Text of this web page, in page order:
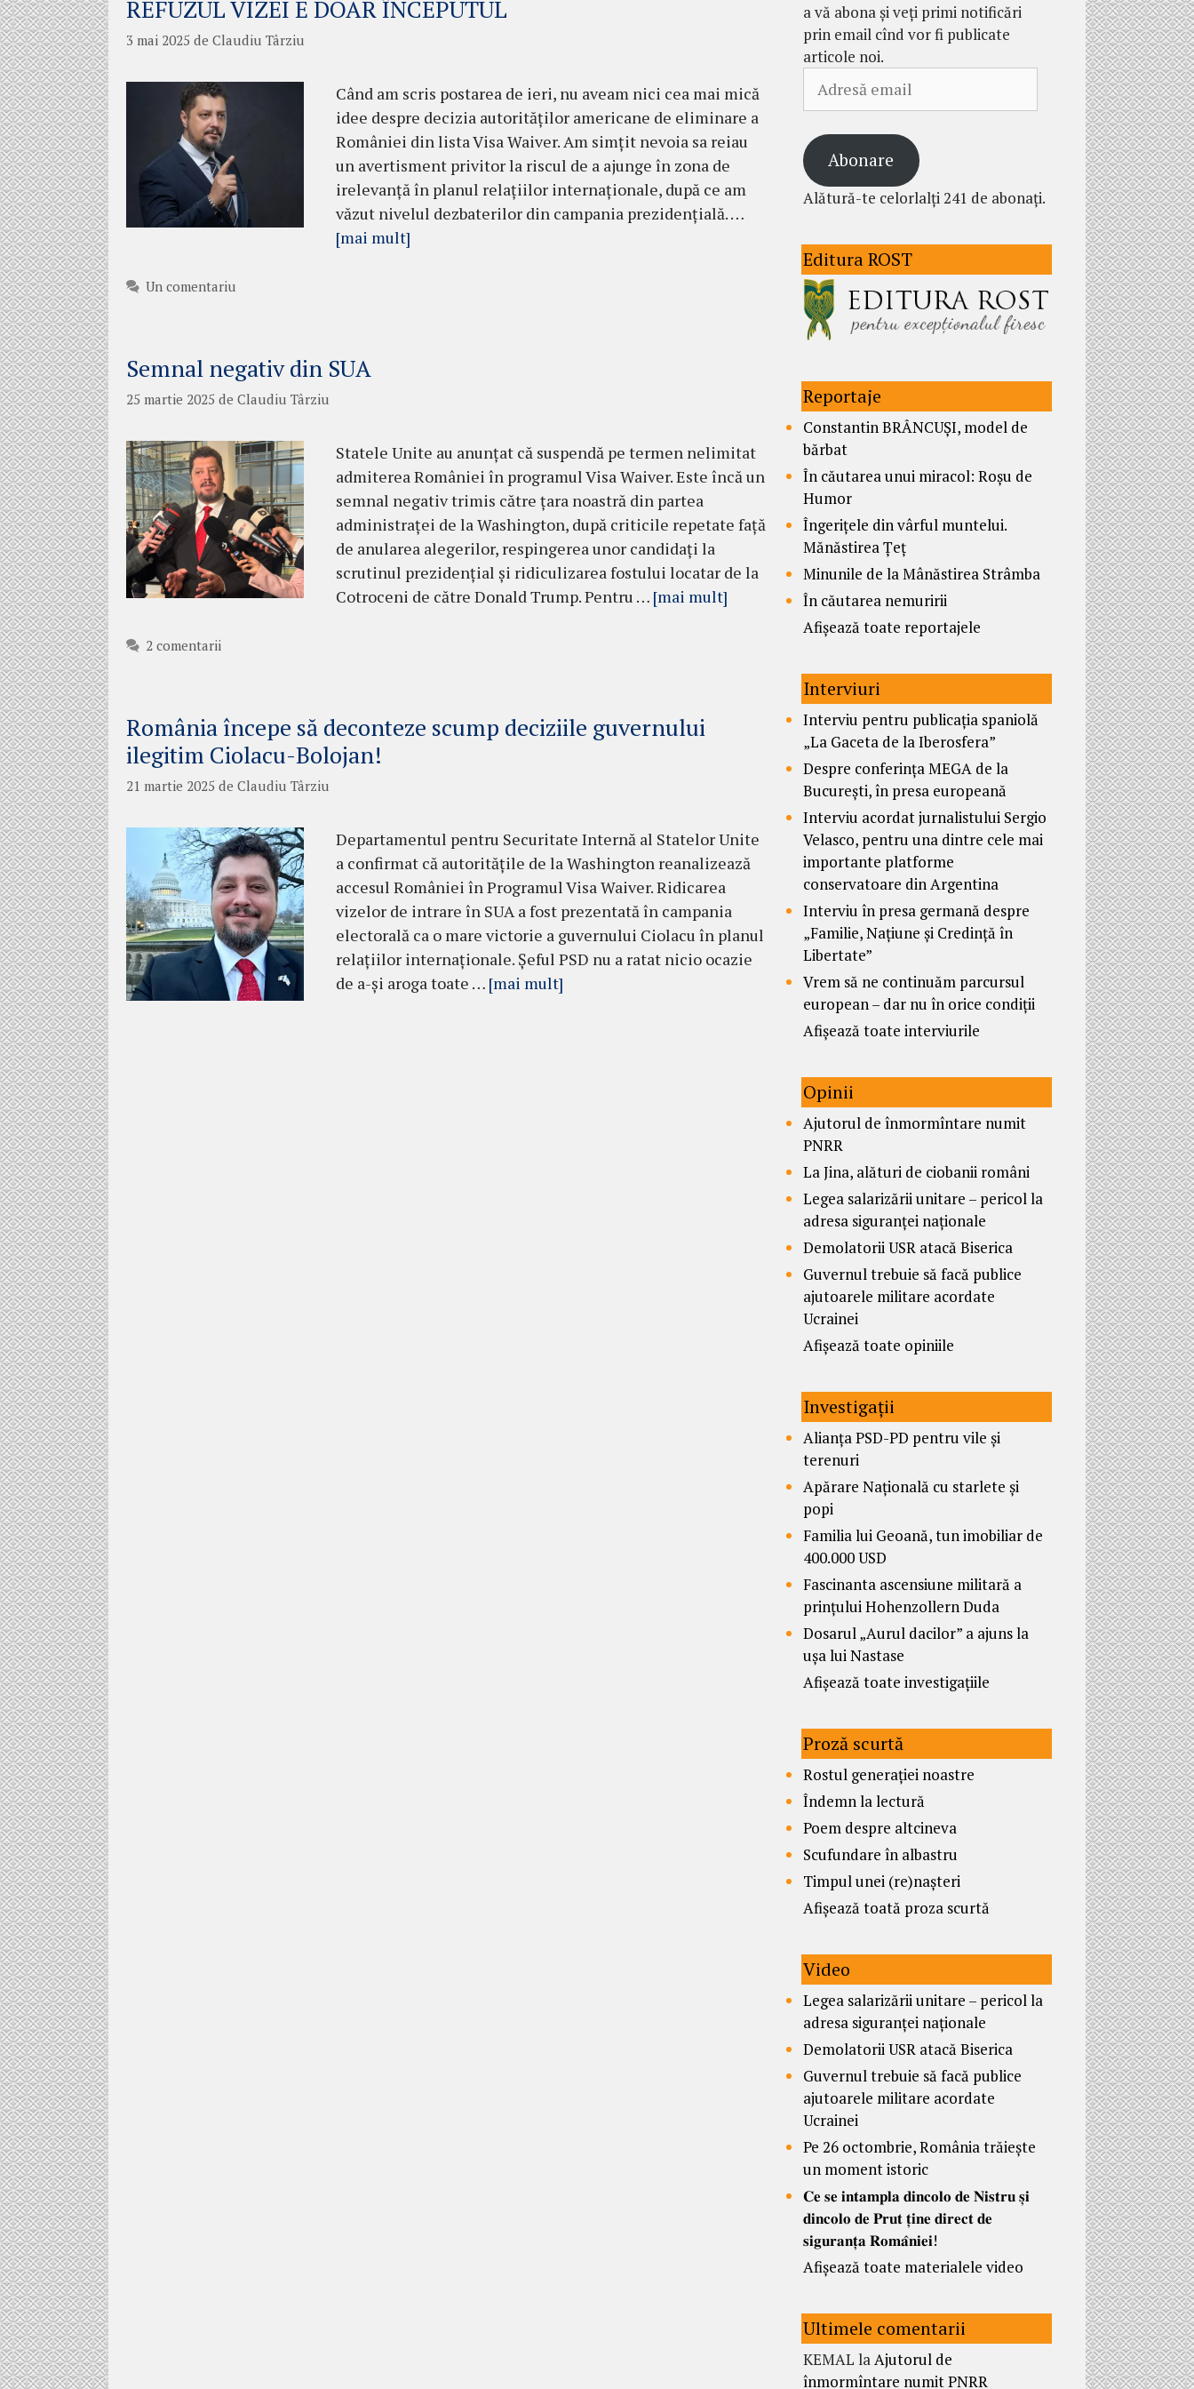
REFUZUL VIZEI E DOAR ÎNCEPUTUL
3 mai 2025 de Claudiu Târziu
Când am scris postarea de ieri, nu aveam nici cea mai mică
idee despre decizia autorităților americane de eliminare a
României din lista Visa Waiver. Am simțit nevoia sa reiau
un avertisment privitor la riscul de a ajunge în zona de
irelevanță în planul relațiilor internaționale, după ce am
văzut nivelul dezbaterilor din campania prezidențială. …
[mai mult]
Un comentariu
Semnal negativ din SUA
25 martie 2025 de Claudiu Târziu
Statele Unite au anunțat că suspendă pe termen nelimitat
admiterea României în programul Visa Waiver. Este încă un
semnal negativ trimis către țara noastră din partea
administraței de la Washington, după criticile repetate față
de anularea alegerilor, respingerea unor candidați la
scrutinul prezidențial și ridiculizarea fostului locatar de la
Cotroceni de către Donald Trump. Pentru … [mai mult]
2 comentarii
România începe să deconteze scump deciziile guvernului
ilegitim Ciolacu-Bolojan!
21 martie 2025 de Claudiu Târziu
Departamentul pentru Securitate Internă al Statelor Unite
a confirmat că autoritățile de la Washington reanalizează
accesul României în Programul Visa Waiver. Ridicarea
vizelor de intrare în SUA a fost prezentată în campania
electorală ca o mare victorie a guvernului Ciolacu în planul
relațiilor internaționale. Șeful PSD nu a ratat nicio ocazie
de a-și aroga toate … [mai mult]
a vă abona și veți primi notificări
prin email cînd vor fi publicate
articole noi.
email
Abonare
Alătură-te celorlalți 241 de abonați.
Editura ROST
Reportaje
Constantin BRÂNCUȘI, model de
bărbat
În căutarea unui miracol: Roșu de
Humor
Îngerițele din vârful muntelui.
Mănăstirea Țeț
Minunile de la Mânăstirea Strâmba
În căutarea nemuririi
Afișează toate reportajele
Interviuri
Interviu pentru publicația spaniolă
„La Gaceta de la Iberosfera”
Despre conferința MEGA de la
București, în presa europeană
Interviu acordat jurnalistului Sergio
Velasco, pentru una dintre cele mai
importante platforme
conservatoare din Argentina
Interviu în presa germană despre
„Familie, Națiune și Credință în
Libertate”
Vrem să ne continuăm parcursul
european – dar nu în orice condiții
Afișează toate interviurile
Opinii
Ajutorul de înmormîntare numit
PNRR
La Jina, alături de ciobanii români
Legea salarizării unitare – pericol la
adresa siguranței naționale
Demolatorii USR atacă Biserica
Guvernul trebuie să facă publice
ajutoarele militare acordate
Ucrainei
Afișează toate opiniile
Investigații
Alianța PSD-PD pentru vile și
terenuri
Apărare Națională cu starlete și
popi
Familia lui Geoană, tun imobiliar de
400.000 USD
Fascinanta ascensiune militară a
prințului Hohenzollern Duda
Dosarul „Aurul dacilor” a ajuns la
ușa lui Nastase
Afișează toate investigațiile
Proză scurtă
Rostul generației noastre
Îndemn la lectură
Poem despre altcineva
Scufundare în albastru
Timpul unei (re)nașteri
Afișează toată proza scurtă
Video
Legea salarizării unitare – pericol la
adresa siguranței naționale
Demolatorii USR atacă Biserica
Guvernul trebuie să facă publice
ajutoarele militare acordate
Ucrainei
Pe 26 octombrie, România trăiește
un moment istoric
𝐂𝐞 𝐬𝐞 𝐢𝐧𝐭𝐚𝐦𝐩𝐥𝐚 𝐝𝐢𝐧𝐜𝐨𝐥𝐨 𝐝𝐞 𝐍𝐢𝐬𝐭𝐫𝐮 𝐬̦𝐢
𝐝𝐢𝐧𝐜𝐨𝐥𝐨 𝐝𝐞 𝐏𝐫𝐮𝐭 𝐭̦𝐢𝐧𝐞 𝐝𝐢𝐫𝐞𝐜𝐭 𝐝𝐞
𝐬𝐢𝐠𝐮𝐫𝐚𝐧𝐭̦𝐚 𝐑𝐨𝐦𝐚̂𝐧𝐢𝐞𝐢!
Afișează toate materialele video
Ultimele comentarii
KEMAL laAjutorul de
înmormîntare numit PNRR